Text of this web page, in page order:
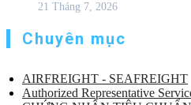
21 Tháng 7, 2026
Chuyên mục
AIRFREIGHT - SEAFREIGHT
Authorized Representative